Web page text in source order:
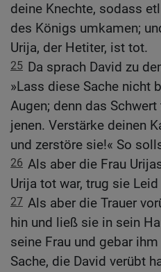
deine Knechte, sodass
des Königs umkamen;
Urija, der Hetiter, ist tot.
25 Da sprach David zu
»Lass diese Sache nicht
Augen; denn das
jenen. Verstärke deinen
und zerstöre sie!« So
26 Als aber die Frau
Urija tot war, trug sie
27 Als aber die Trauer
hin und ließ sie in sein
seine Frau und gebar
Sache, die David verübt